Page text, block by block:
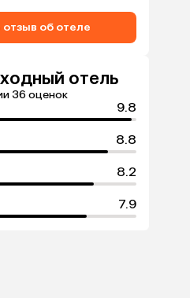
об отеле
отель
36 оценок
9.8
8.8
8.2
7.9